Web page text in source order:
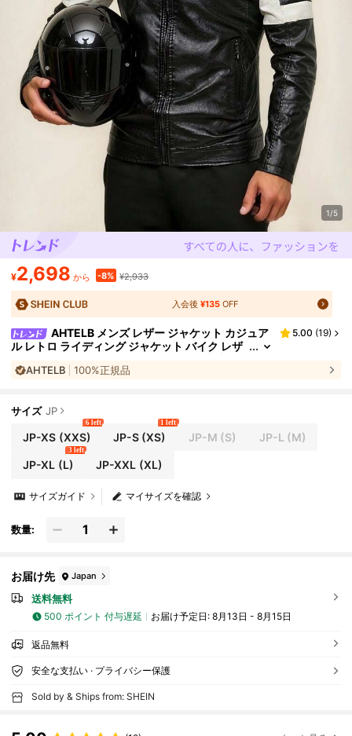
1/5
¥2,698 から -8% ¥2,933
入会後 ¥135OFF
AHTELB メンズ レザー ジャケット カジュア
ル レトロ ライディング ジャケット バイク レザ
ポーティー
5.00 (19)
AHTELB 100%正規品
サイズ JP
JP-XS (XXS)
6 left
JP-S (XS)
1 left
JP-M (S) JP-L (M)
JP-XL (L)
3 left
JP-XXL (XL)
マイサイズを確認
サイズガイド
数量:
お届け先 Japan
送料無料
500 ポイント 付与遅延 お届け予定日: 8月13日 - 8月15日
返品無料
安全な支払い · プライバシー保護
Sold by & Ships from: SHEIN